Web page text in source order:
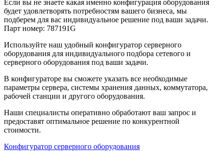
Если вы не знаете какая именно конфигурация оборудования
будет удовлетворять потребностям вашего бизнеса, мы
подберем для вас индивидуальное решение под ваши задачи.
Парт номер: 787191G
Используйте наш удобный конфигуратор серверного
оборудования для индивидуального подбора сетевого и
серверного оборудования под ваши задачи.
В конфигураторе вы сможете указать все необходимые
параметры сервера, системы хранения данных, коммутатора,
рабочей станции и другого оборудования.
Наши специалисты оперативно обработают ваш запрос и
предоставят оптимальное решение по конкурентной
стоимости.
Конфигуратор серверного оборудования